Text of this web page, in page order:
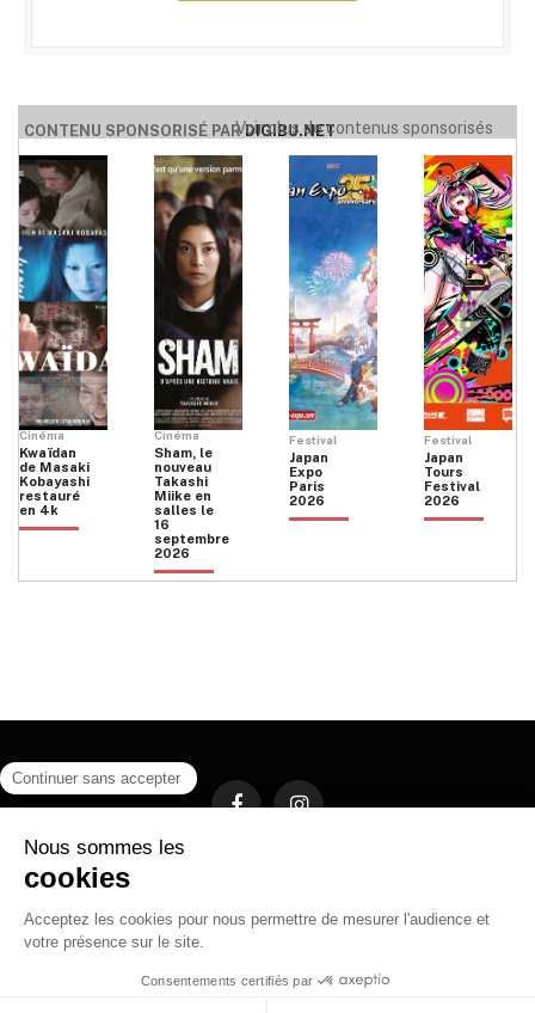
CONTENU SPONSORISÉ PARDIGIBU.NET
Voir plus de contenus sponsorisés
Cinéma
Kwaïdan
de Masaki
Kobayashi
restauré
en 4k
Cinéma
Sham, le
nouveau
Takashi
Miike en
salles le
16
septembre
2026
Festival
Japan
Expo
Paris
2026
Festival
Japan
Tours
Festival
2026
HOME
POLITIQUE DE CONFIDENTIALITÉ 日本語
© 2026 Ilyfunet communication